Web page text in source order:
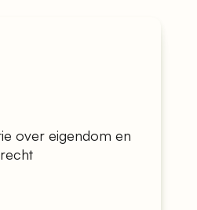
over eigendom en